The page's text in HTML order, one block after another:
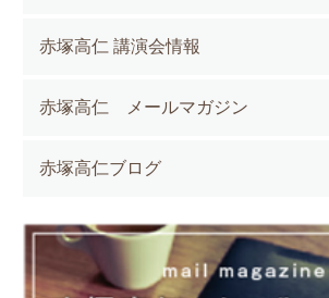
赤塚高仁 講演会情報
赤塚高仁 メールマガジン
赤塚高仁ブログ